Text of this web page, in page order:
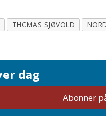
THOMAS SJØVOLD
dag